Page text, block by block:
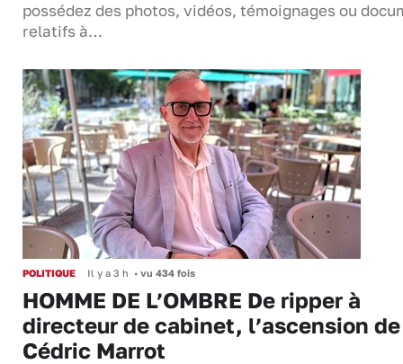
possédez des photos, vidéos, témoignages ou
relatifs à…
POLITIQUE Il y a 3 h • vu 434 fois
HOMME DE L’OMBRE De ripper à
directeur de cabinet, l’ascension de
Cédric Marrot